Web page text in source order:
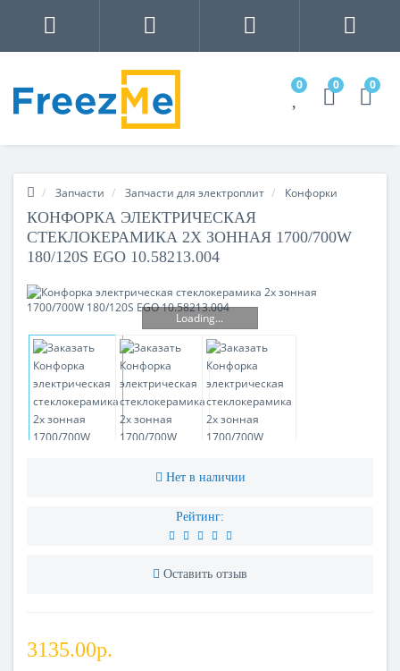
0 0 0
Запчасти Запчасти для электроплит Конфорки
КОНФОРКА ЭЛЕКТРИЧЕСКАЯ
СТЕКЛОКЕРАМИКА 2Х ЗОННАЯ 1700/700W
180/120S EGO 10.58213.004
Loading...
Нет в наличии
Рейтинг:
Оставить отзыв
3135.00р.